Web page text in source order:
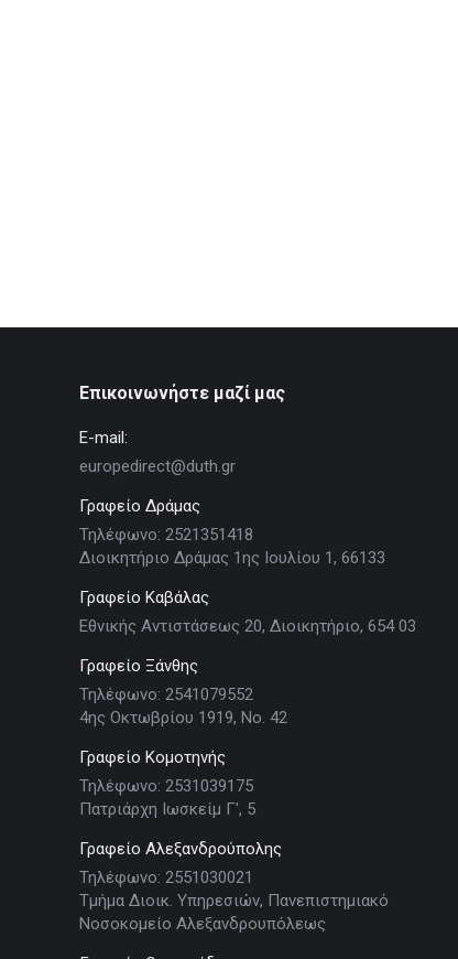
Επικοινωνήστε μαζί μας
E-mail:
europedirect@duth.gr
Γραφείο Δράμας
Τηλέφωνο: 2521351418
Διοικητήριο Δράμας 1ης Ιουλίου 1, 66133
Γραφείο Καβάλας
Εθνικής Αντιστάσεως 20, Διοικητήριο, 654 03
Γραφείο Ξάνθης
Τηλέφωνο: 2541079552
4ης Οκτωβρίου 1919, Νο. 42
Γραφείο Κομοτηνής
Τηλέφωνο: 2531039175
Πατριάρχη Ιωσκείμ Γ', 5
Γραφείο Αλεξανδρούπολης
Τηλέφωνο: 2551030021
Τμήμα Διοικ. Υπηρεσιών, Πανεπιστημιακό
Νοσοκομείο Αλεξανδρουπόλεως